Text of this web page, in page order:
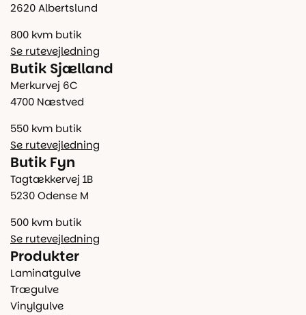
2620 Albertslund
800 kvm butik
Se rutevejledning
Butik Sjælland
Merkurvej 6C
4700 Næstved
550 kvm butik
Se rutevejledning
Butik Fyn
Tagtækkervej 1B
5230 Odense M
500 kvm butik
Se rutevejledning
Produkter
Laminatgulve
Trægulve
Vinylgulve